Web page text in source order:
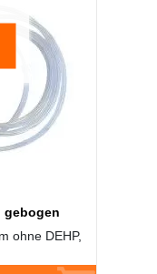
gebogen
ohne DEHP,